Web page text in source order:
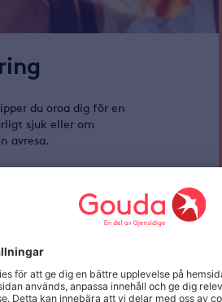
du oroa dig för en
sjuk eller om
avresa.
Läs mer om
försäkringen